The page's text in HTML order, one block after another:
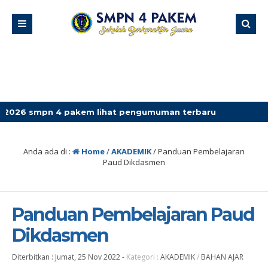
lihat pengumuman terbaru
Anda ada di : Home/AKADEMIK/Panduan Pembelajaran
Paud Dikdasmen
Panduan Pembelajaran Paud
Dikdasmen
Diterbitkan : Jumat, 25 Nov 2022- Kategori : AKADEMIK/ BAHAN AJAR